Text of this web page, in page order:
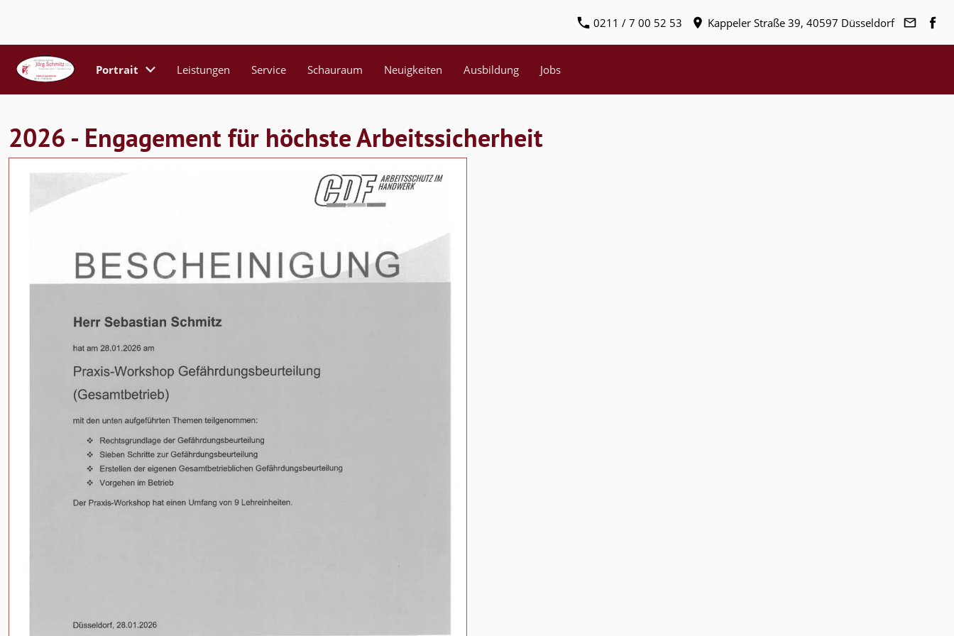
0211 / 7 00 52 53 Kappeler Straße 39, 40597 Düsseldorf
Portrait Leistungen Service Schauraum Neuigkeiten Ausbildung Jobs
2026 - Engagement für höchste Arbeitssicherheit